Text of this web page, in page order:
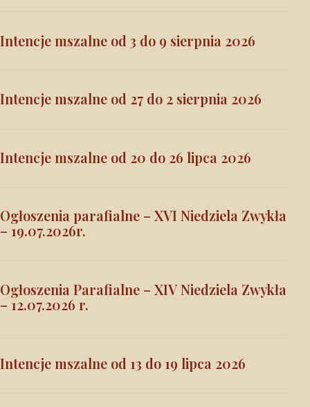
Intencje mszalne od 3 do 9 sierpnia 2026
Intencje mszalne od 27 do 2 sierpnia 2026
Intencje mszalne od 20 do 26 lipca 2026
Ogłoszenia parafialne – XVI Niedziela Zwykła
– 19.07.2026r.
Ogłoszenia Parafialne – XIV Niedziela Zwykła
– 12.07.2026 r.
Intencje mszalne od 13 do 19 lipca 2026